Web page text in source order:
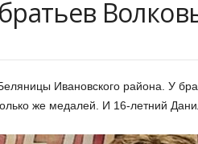
Ивановского района. У
же медалей. И 16-летний